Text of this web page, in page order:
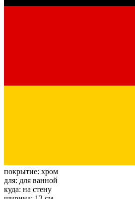
покрытие: хром
для: для ванной
куда: на стену